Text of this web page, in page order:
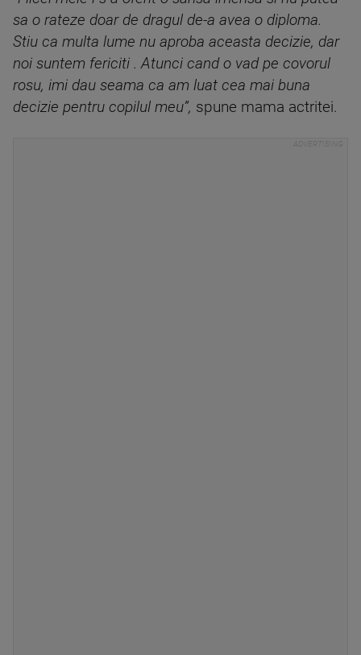
sa o rateze doar de dragul de-a avea o diploma.
Stiu ca multa lume nu aproba aceasta decizie, dar
noi suntem fericiti . Atunci cand o vad pe covorul
rosu, imi dau seama ca am luat cea mai buna
decizie pentru copilul meu”, spune mama actritei.